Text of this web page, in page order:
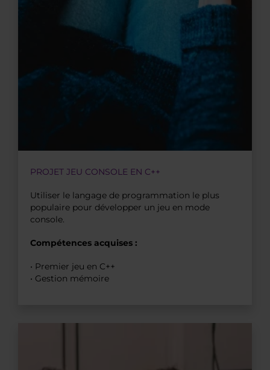
PROJET JEU CONSOLE EN C++
Utiliser le langage de programmation le plus
populaire pour développer un jeu en mode
console.
Compétences acquises :
• Premier jeu en C++
• Gestion mémoire